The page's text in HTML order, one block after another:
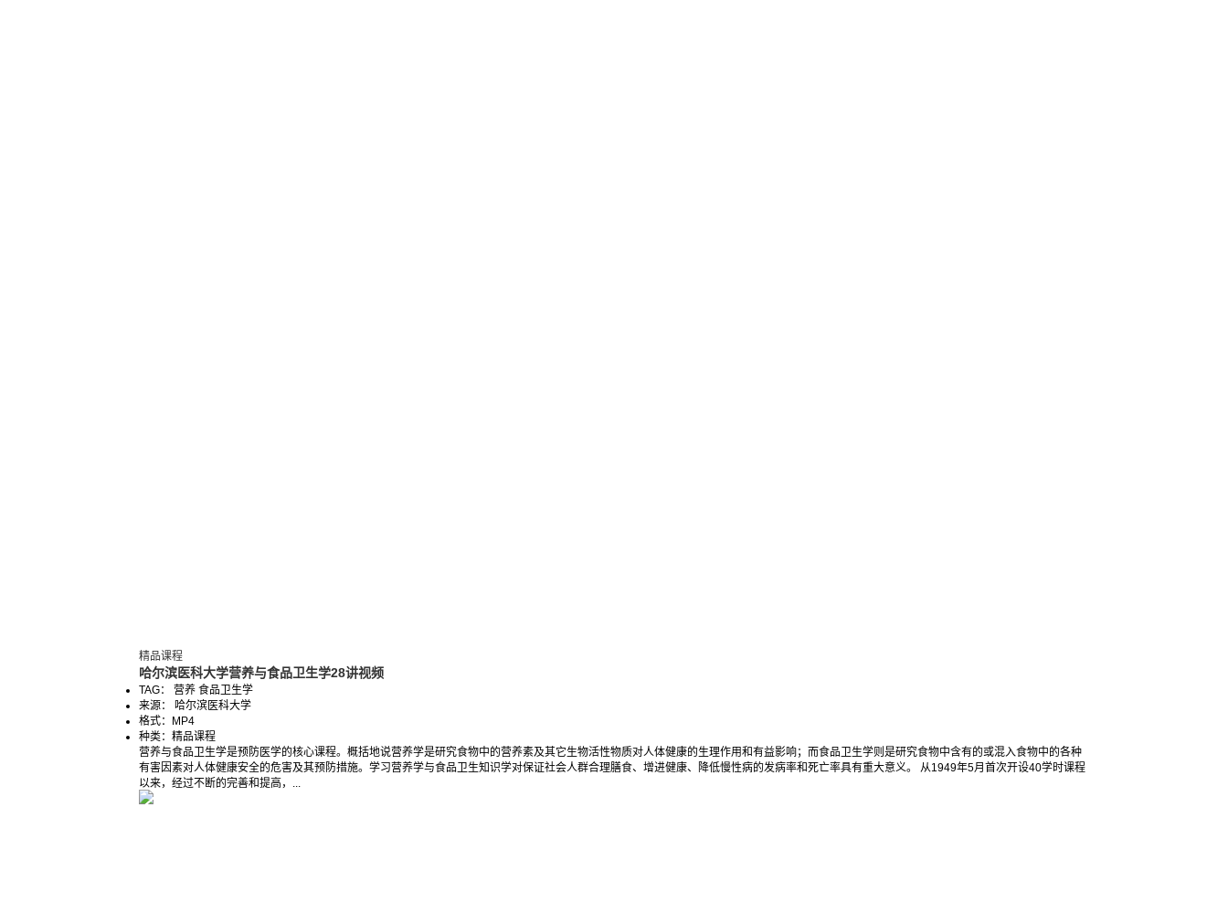
精品课程
哈尔滨医科大学营养与食品卫生学28讲视频
TAG： 营养 食品卫生学
来源： 哈尔滨医科大学
格式：
MP4
种类： 精品课程
营养与食品卫生学是预防医学的核心课程。概括地说营养学是研究食物中的营养素及其它生物活性物质对人体健康的生理作用和有益影响；而食品卫生学则是研究食物中含有的或混入食物中的各种
有害因素对人体健康安全的危害及其预防措施。学习营养学与食品卫生知识学对保证社会人群合理膳食、增进健康、降低慢性病的发病率和死亡率具有重大意义。 从1949年5月首次开设40学时课程
以来，经过不断的完善和提高，...